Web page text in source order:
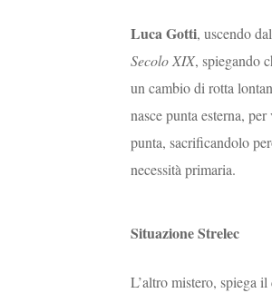
Luca Gotti, uscendo
SecoloXIX, spiegando
un cambio di rotta
nasce punta esterna,
punta, sacrificandolo
necessità primaria.
Situazione Strelec
L’altro mistero, spiega